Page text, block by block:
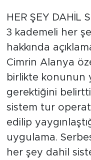
HER ŞEY DAHİL
3 kademeli her
hakkında
Cimrin Alanya
birlikte konunun
gerektiğini
sistem tur
edilip
uygulama.
her şey dahil